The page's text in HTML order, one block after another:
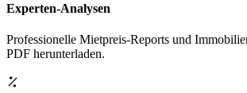
Experten-Analysen
Professionelle Mietpreis-Reports und
PDF herunterladen.